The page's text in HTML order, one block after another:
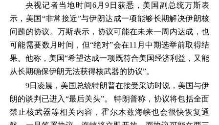
央视记者当地时间6月9日获悉，美国副总统万斯表
示，美国“非常接近”与伊朗达成一项能够长期解决伊朗核
问题的协议。万斯表示，协议可能在未来一周内达成，也
可能需要数月时间，但“绝对”会在11月中期选举前取得结
果。他称，美国“希望达成一项既符合美国经济利益，又能
从长期确保伊朗无法获得核武器的协议”。
9日凌晨，美国总统特朗普在接受采访时说，美国与伊
朗的谈判已进入“最后关头”。 特朗普称，协议将包括全面
禁止核武器等相关内容，霍尔木兹海峡也会很快恢复通